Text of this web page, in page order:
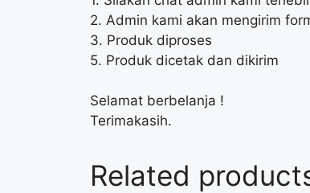
2. Admin kami akan mengirim
3. Produk diproses
5. Produk dicetak dan dikirim
Selamat berbelanja !
Terimakasih.
Related